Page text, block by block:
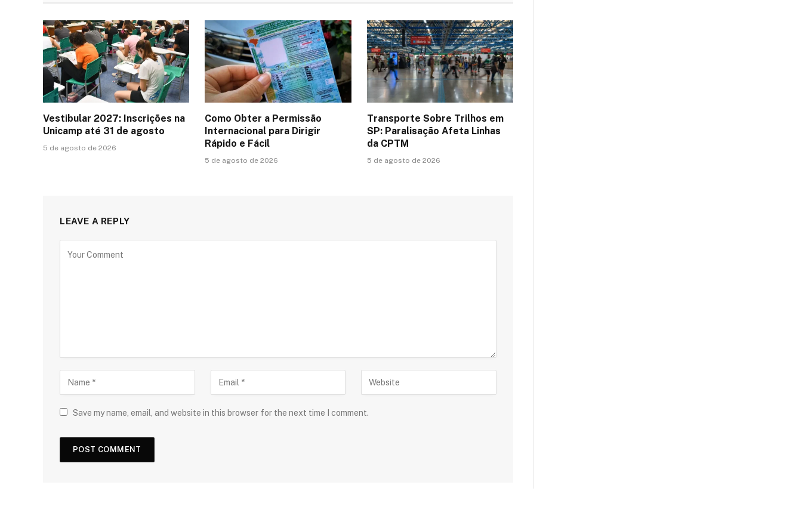
Vestibular 2027: Inscrições na
Unicamp até 31 de agosto
5 de agosto de 2026
Como Obter a Permissão
Internacional para Dirigir
Rápido e Fácil
5 de agosto de 2026
Transporte Sobre Trilhos em
SP: Paralisação Afeta Linhas
da CPTM
5 de agosto de 2026
LEAVE A REPLY
Save my name, email, and website in this browser for the next time I comment.